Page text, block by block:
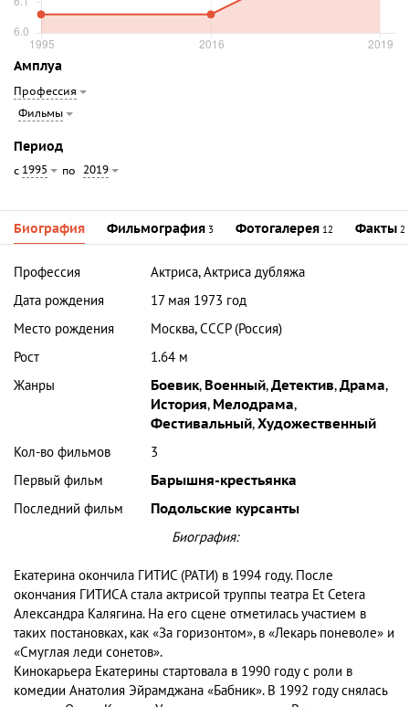
Амплуа
Профессия
Фильмы
Период
с 1995 по 2019
Биография Фильмография 3 Фотогалерея 12 Факты 2
Профессия
Актриса, Актриса дубляжа
Дата рождения
17 мая 1973 год
Место рождения
Москва, СССР (Россия)
Рост
1.64 м
Жанры
Боевик, Военный,Детектив,Драма,
История, Мелодрама,
Фестивальный,Художественный
Кол-во фильмов
3
Первый фильм
Барышня-крестьянка
Последний фильм
Подольские курсанты
Биография:
Екатерина окончила ГИТИС (РАТИ) в 1994 году. После
окончания ГИТИСА стала актрисой труппы театра Et Cetera
Александра Калягина. На его сцене отметилась участием в
таких постановках, как «За горизонтом», в «Лекарь поневоле» и
«Смуглая леди сонетов».
Кинокарьера Екатерины стартовала в 1990 году с роли в
комедии Анатолия Эйрамджана «Бабник». В 1992 году снялась